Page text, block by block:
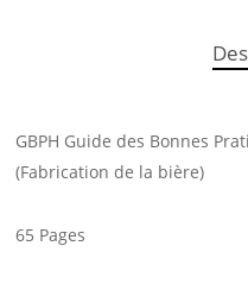
GBPH Guide des Bonnes
(Fabrication de la bière)
65 Pages